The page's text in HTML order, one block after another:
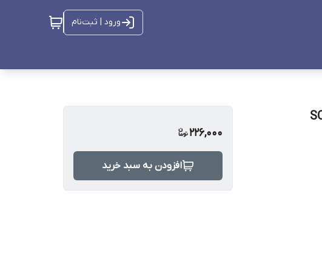
ورود | ثبت‌نام
226,000
افزودن به سبد خرید